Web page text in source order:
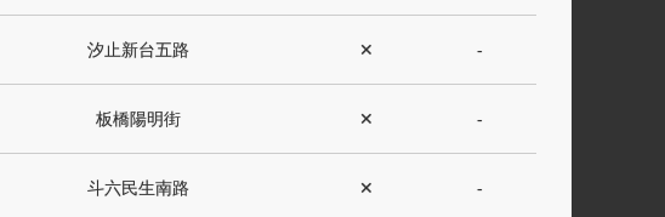
汐止新台五路 ✕ -
板橋陽明街 ✕ -
斗六民生南路 ✕ -